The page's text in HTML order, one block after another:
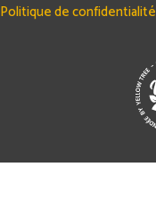
Politique de confidentialité